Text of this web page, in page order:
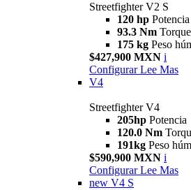
Streetfighter V2 S
120 hp Potencia
93.3 Nm Torque
175 kg Peso
$427,900 MXN i
Configurar Lee Mas
V4
Streetfighter V4
205hp Potencia
120.0 Nm
191kg Peso
$590,900 MXN i
Configurar Lee Mas
new V4 S